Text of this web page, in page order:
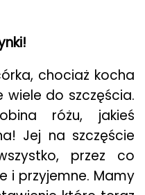
chociaż kocha
do szczęścia.
różu, jakieś
Jej na szczęście
przez co
i przyjemne. Mamy